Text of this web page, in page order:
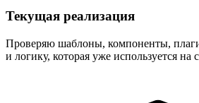
Текущая реализация
Проверяю шаблоны, компоненты,
и логику, которая уже используется на